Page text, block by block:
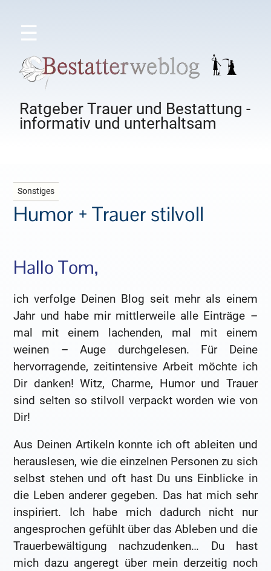
☰
Ratgeber Trauer und Bestattung -
informativ und unterhaltsam
Sonstiges
Humor + Trauer stilvoll
Hallo Tom,
ich verfolge Deinen Blog seit mehr als einem
Jahr und habe mir mittlerweile alle Einträge –
mal mit einem lachenden, mal mit einem
weinen – Auge durchgelesen. Für Deine
hervorragende, zeitintensive Arbeit möchte ich
Dir danken! Witz, Charme, Humor und Trauer
sind selten so stilvoll verpackt worden wie von
Dir!
Aus Deinen Artikeln konnte ich oft ableiten und
herauslesen, wie die einzelnen Personen zu sich
selbst stehen und oft hast Du uns Einblicke in
die Leben anderer gegeben. Das hat mich sehr
inspiriert. Ich habe mich dadurch nicht nur
angesprochen gefühlt über das Ableben und die
Trauerbewältigung nachzudenken… Du hast
mich dazu angeregt über mein derzeitig noch